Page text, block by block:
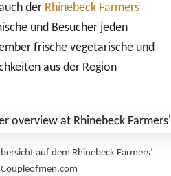
der Rhinebeck Farmers’
und Besucher jeden
frische vegetarische und
aus der Region
auf dem Rhinebeck Farmers’